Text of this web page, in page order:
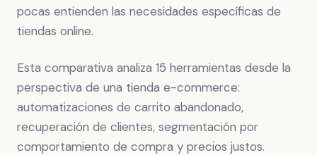
pocas entienden las necesidades específicas de
tiendas online.
Esta comparativa analiza 15 herramientas desde la
perspectiva de una tienda e-commerce:
automatizaciones de carrito abandonado,
recuperación de clientes, segmentación por
comportamiento de compra y precios justos.